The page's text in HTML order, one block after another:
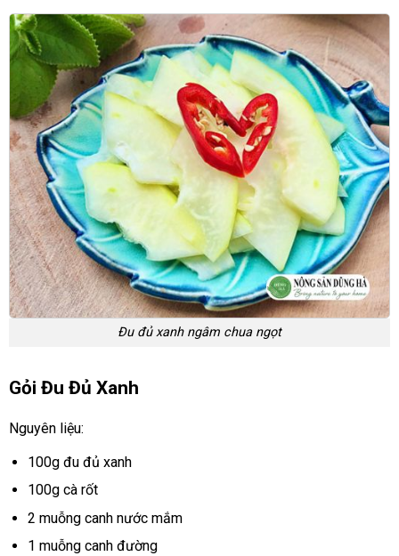
Đu đủ xanh ngâm chua ngọt
Gỏi Đu Đủ Xanh
Nguyên liệu:
100g đu đủ xanh
100g cà rốt
2 muỗng canh nước mắm
1 muỗng canh đường